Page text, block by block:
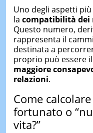
Uno degli aspetti
la compatibilità dei
Questo numero,
rappresenta il
destinata a
proprio può essere
maggiore
relazioni.
Come
fortunato o
vita?”